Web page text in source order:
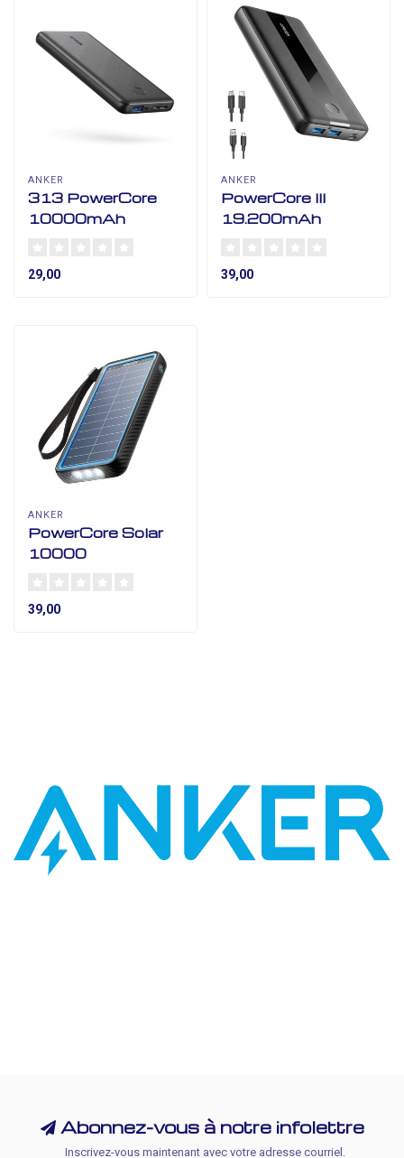
ANKER
313 PowerCore
10000mAh
29,00
ANKER
PowerCore III
19.200mAh
39,00
ANKER
PowerCore Solar
10000
39,00
Abonnez-vous à notre infolettre
Inscrivez-vous maintenant avec votre adresse courriel.